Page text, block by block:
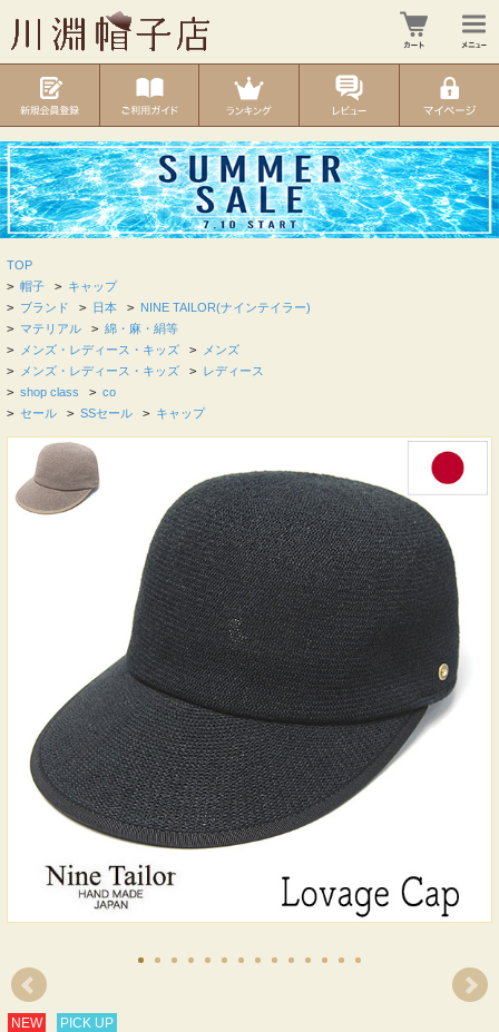
TOP
> 帽子 > キャップ
> ブランド > 日本 > NINE TAILOR(ナインテイラー)
> マテリアル > 綿・麻・絹等
> メンズ・レディース・キッズ > メンズ
> メンズ・レディース・キッズ > レディース
> shop class > co
> セール > SSセール > キャップ
NEW PICK UP